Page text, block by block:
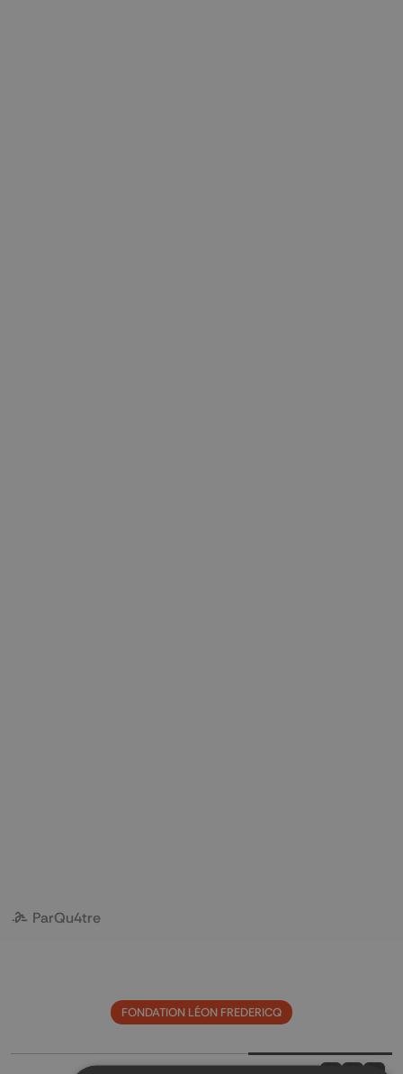
ParQu4tre
FONDATION LÉON FREDERICQ